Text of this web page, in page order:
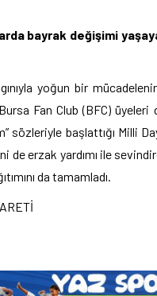
bayrak değişimi
yoğun bir
Fan Club (BFC) üyeleri
sözleriyle başlattığı Milli
de erzak yardımı ile
da tamamladı.